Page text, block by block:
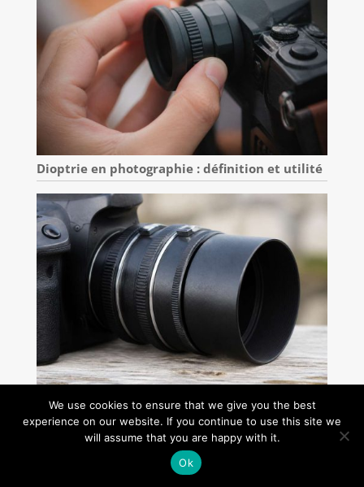
Dioptrie en photographie : définition et utilité
Macro pas chère : bonnette ou tube allonge,
quel choix pour petit budget ?
We use cookies to ensure that we give you the best
experience on our website. If you continue to use this site we
will assume that you are happy with it.
Ok